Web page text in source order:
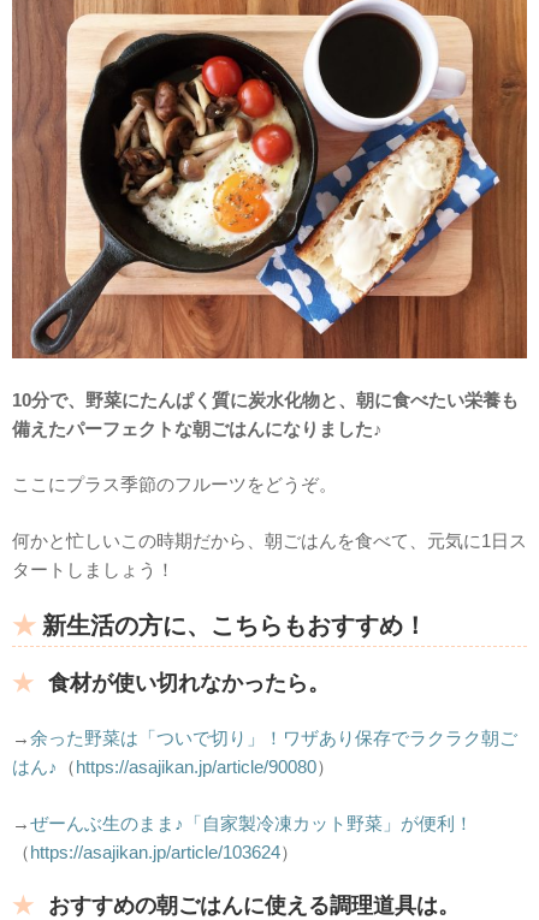
10分で、野菜にたんぱく質に炭水化物と、朝に食べたい栄養も
備えたパーフェクトな朝ごはんになりました♪
ここにプラス季節のフルーツをどうぞ。
何かと忙しいこの時期だから、朝ごはんを食べて、元気に1日ス
タートしましょう！
新生活の方に、こちらもおすすめ！
食材が使い切れなかったら。
→余った野菜は「ついで切り」！ワザあり保存でラクラク朝ご
はん♪
（https://asajikan.jp/article/90080）
→ぜーんぶ生のまま♪「自家製冷凍カット野菜」が便利！
（https://asajikan.jp/article/103624）
おすすめの朝ごはんに使える調理道具は。